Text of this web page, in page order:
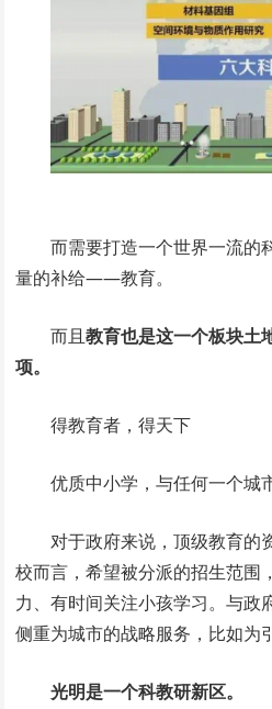
而需要打造一个世界一流的
量的补给——教育。
而且教育也是这一个板块土
项。
得教育者，得天下
优质中小学，与任何一个城
对于政府来说，顶级教育的
校而言，希望被分派的招生范围
力、有时间关注小孩学习。与政
侧重为城市的战略服务，比如为
光明是一个科教研新区。